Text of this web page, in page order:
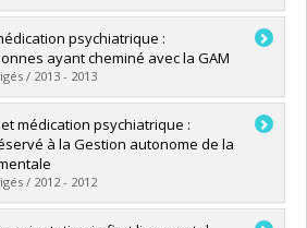
D.
dans Papyrus
psychiatrique :
ayant cheminé avec la GAM
/ 2013 - 2013
Sc.
dans Papyrus
médication psychiatrique :
à la Gestion autonome de la
/ 2012 - 2012